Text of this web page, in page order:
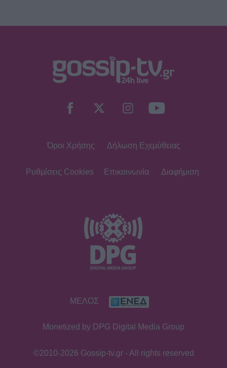
Άννα Βίσση: Άκουσε Τσιτσάνη από
Αντώνη Σρόιτερ 15 καλοκαίρια»
Κώστας Φραγκολιάς: Μια «κούκλα»
ξάπλωσε πάνω του στο κρεβάτι
Κατερίνα Καινούργιου: Ένα τρυφερό
Όροι Χρήσης Δήλωση Εχεμύθειας
Ρυθμίσεις Cookies Επικοινωνία Διαφήμιση
ΜΕΛΟΣ
Monetized by DPG Digital Media Group
©2010-2026 Gossip-tv.gr - All rights reserved